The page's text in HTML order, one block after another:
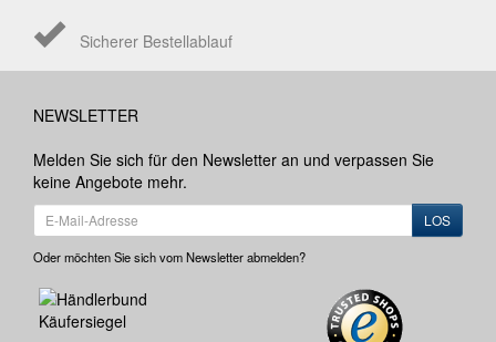
Sicherer Bestellablauf
NEWSLETTER
Melden Sie sich für den Newsletter an und verpassen Sie
keine Angebote mehr.
LOS
Oder möchten Sie sich vom Newsletter abmelden?